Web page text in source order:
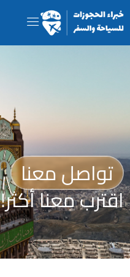
تواصل معنا
اقترب معنا أكثر!